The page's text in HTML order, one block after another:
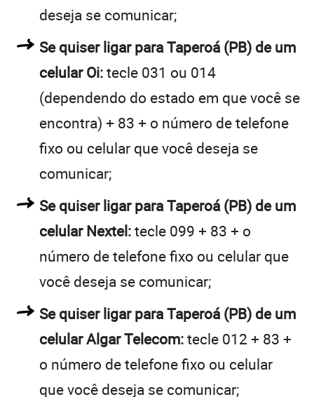
deseja se comunicar;
Se quiser ligar para Taperoá (PB) de um
celular Oi:tecle 031 ou 014
(dependendo do estado em que você se
encontra) + 83 + o número de telefone
fixo ou celular que você deseja se
comunicar;
Se quiser ligar para Taperoá (PB) de um
celular Nextel:tecle 099 + 83 + o
número de telefone fixo ou celular que
você deseja se comunicar;
Se quiser ligar para Taperoá (PB) de um
celular Algar Telecom:tecle 012 + 83 +
o número de telefone fixo ou celular
que você deseja se comunicar;